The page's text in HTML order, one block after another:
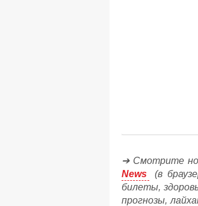
➔ Смотрите
News
(в
билеты,
прогнозы,